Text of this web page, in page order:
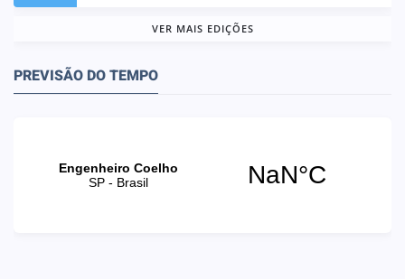
VER MAIS EDIÇÕES
PREVISÃO DO TEMPO